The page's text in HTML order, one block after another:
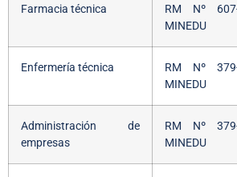
Farmacia técnica
RM Nº
MINEDU
Enfermería técnica
RM Nº
MINEDU
Administración de
empresas
RM Nº
MINEDU